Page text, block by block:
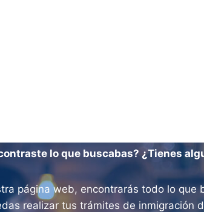
lo que buscabas? ¿Tienes
página web, encontrarás todo lo
realizar tus trámites de inmigración